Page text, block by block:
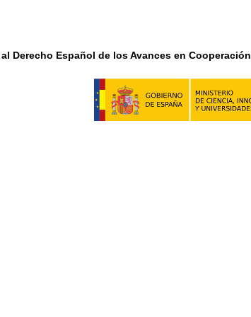
Derecho Español de los Avances en Cooperación